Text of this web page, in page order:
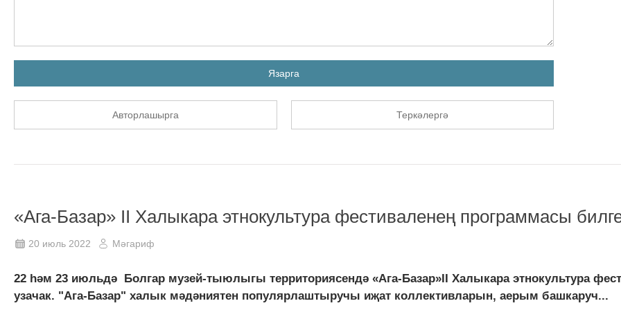
Язарга
Авторлашырга Теркәлергә
«Ага-Базар» II Халыкара этнокультура фестиваленең программасы
20 июль 2022 Мәгариф
22 һәм 23 июльдә Болгар музей-тыюлыгы территориясендә «Ага-Базар»II Халыкара этнокультура
узачак. "Ага-Базар" халык мәдәниятен популярлаштыручы иҗат коллективларын, аерым башкаруч...